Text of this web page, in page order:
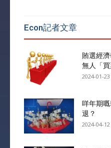
Econ記者文章
賄選經
無人「
2024-01-23
咩年期
退？
2024-04-12